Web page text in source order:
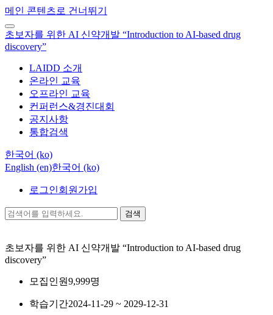
메인 콘텐츠로 건너뛰기
초보자를 위한 AI 신약개발 “Introduction to AI-based drug
discovery”
LAIDD 소개
온라인 교육
오프라인 교육
컨퍼런스&경진대회
공지사항
통합검색
한국어 ‎(ko)‎
English ‎(en)‎한국어 ‎(ko)‎
로그인회원가입
검색
초보자를 위한 AI 신약개발 “Introduction to AI-based drug
discovery”
모집인원9,999명
학습기간2024-11-29 ~ 2029-12-31